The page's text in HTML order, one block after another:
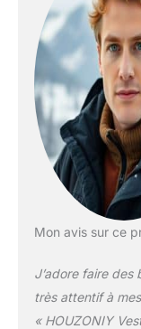
Mon avis sur ce
J’adore faire des
très attentif à
« HOUZONIY